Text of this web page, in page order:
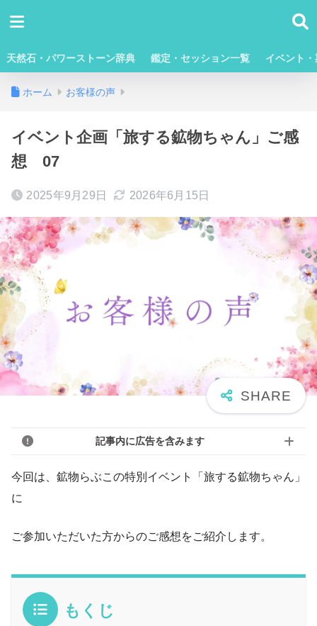
天然石・パワーストーン辞典 鑑定・セッション一覧 イベント
ホーム お客様の声
イベント企画「旅する鉱物ちゃん」ご感
想 07
2025年9月29日 2026年6月15日
記事内に広告を含みます
今回は、鉱物らぶこの特別イベント「旅する鉱物ちゃん」
に
ご参加いただいた方からのご感想をご紹介します。
もくじ